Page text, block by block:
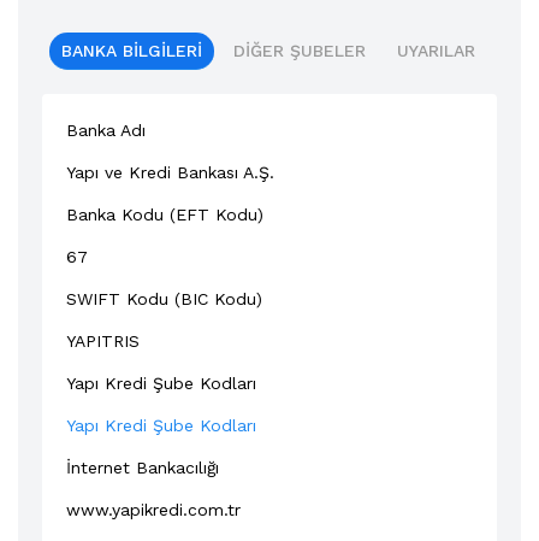
BANKA BILGILERI DIĞER ŞUBELER UYARILAR
Banka Adı
Yapı ve Kredi Bankası A.Ş.
Banka Kodu (EFT Kodu)
67
SWIFT Kodu (BIC Kodu)
YAPITRIS
Yapı Kredi Şube Kodları
Yapı Kredi Şube Kodları
İnternet Bankacılığı
www.yapikredi.com.tr